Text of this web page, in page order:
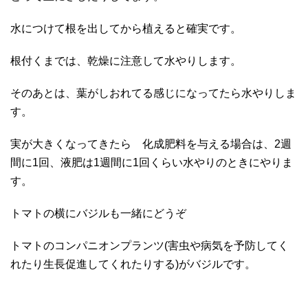
水につけて根を出してから植えると確実です。
根付くまでは、乾燥に注意して水やりします。
そのあとは、葉がしおれてる感じになってたら水やりしま
す。
実が大きくなってきたら 化成肥料を与える場合は、2週
間に1回、液肥は1週間に1回くらい水やりのときにやりま
す。
トマトの横にバジルも一緒にどうぞ
トマトのコンパニオンプランツ(害虫や病気を予防してく
れたり生長促進してくれたりする)がバジルです。